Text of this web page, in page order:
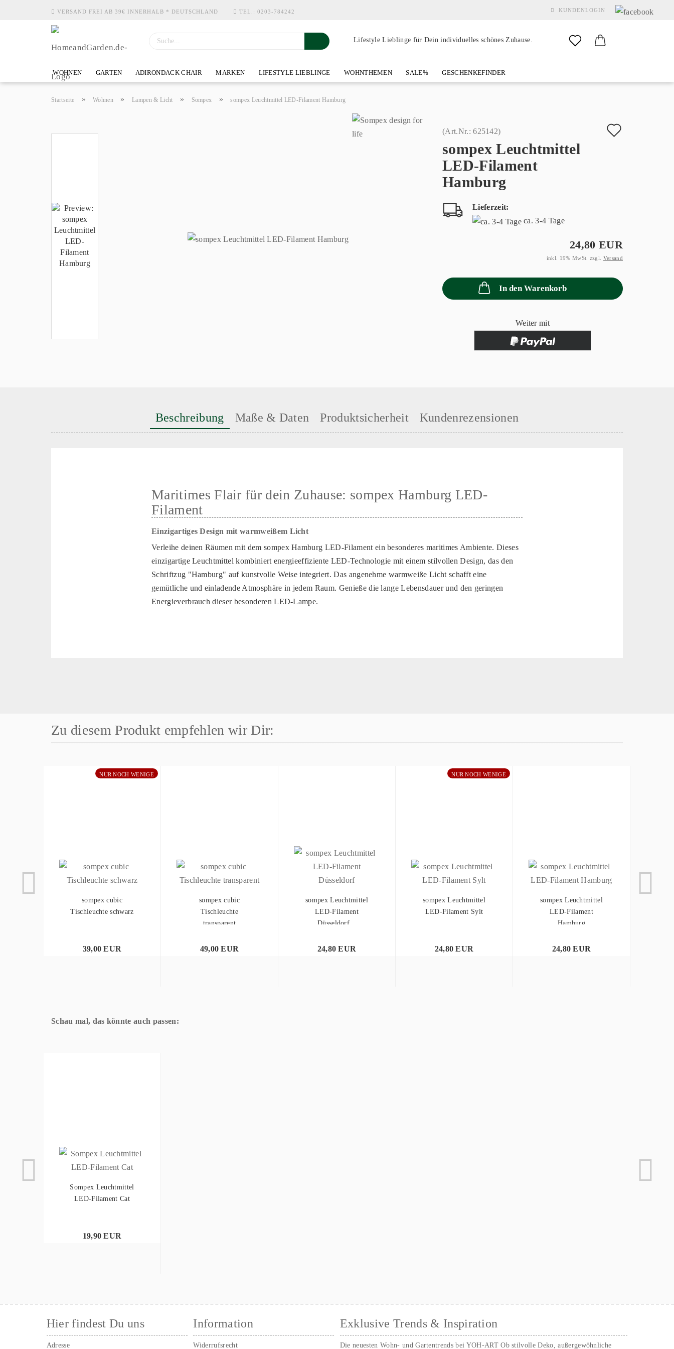
KUNDENLOGIN
Konto erstellen
VERSAND FREI AB 39€ INNERHALB * DEUTSCHLAND TEL.: 0203-784242
Lifestyle Lieblinge für Dein individuelles schönes Zuhause.
WOHNEN GARTEN ADIRONDACK CHAIR MARKEN LIFESTYLE LIEBLINGE WOHNTHEMEN SALE% GESCHENKEFINDER
Startseite » Wohnen » Lampen & Licht » Sompex » sompex Leuchtmittel LED-Filament Hamburg
(Art.Nr.:625142)
sompex Leuchtmittel
LED-Filament
Hamburg
Lieferzeit:
ca. 3-4 Tage
24,80 EUR
inkl. 19% MwSt. zzgl. Versand
In den Warenkorb
Weiter mit
Beschreibung Maße & Daten Produktsicherheit Kundenrezensionen
Maritimes Flair für dein Zuhause: sompex Hamburg LED-
Filament
Einzigartiges Design mit warmweißem Licht
Verleihe deinen Räumen mit dem sompex Hamburg LED-Filament ein besonderes maritimes Ambiente. Dieses
einzigartige Leuchtmittel kombiniert energieeffiziente LED-Technologie mit einem stilvollen Design, das den
Schriftzug "Hamburg" auf kunstvolle Weise integriert. Das angenehme warmweiße Licht schafft eine
gemütliche und einladende Atmosphäre in jedem Raum. Genieße die lange Lebensdauer und den geringen
Energieverbrauch dieser besonderen LED-Lampe.
Zu diesem Produkt empfehlen wir Dir:
NUR NOCH WENIGE
sompex cubic
Tischleuchte schwarz
39,00 EUR
sompex cubic
Tischleuchte
transparent
49,00 EUR
sompex Leuchtmittel
LED-Filament
Düsseldorf...
24,80 EUR
NUR NOCH WENIGE
sompex Leuchtmittel
LED-Filament Sylt
24,80 EUR
sompex Leuchtmittel
LED-Filament
Hamburg
24,80 EUR
Schau mal, das könnte auch passen:
Sompex Leuchtmittel
LED-Filament Cat
19,90 EUR
Hier findest Du uns
Adresse
Information
Widerrufsrecht
Exklusive Trends & Inspiration
Die neuesten Wohn- und Gartentrends bei YOH‑ART Ob stilvolle Deko, außergewöhnliche